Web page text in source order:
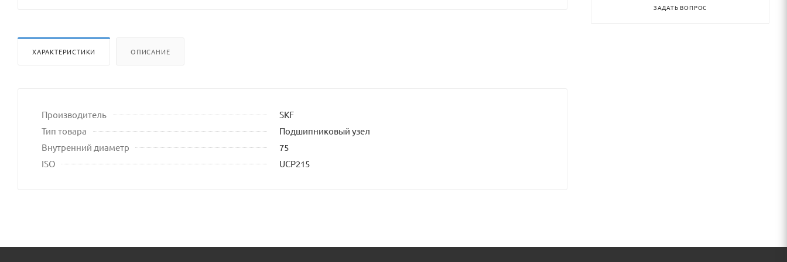
ХАРАКТЕРИСТИКИ ОПИСАНИЕ
Производитель
SKF
Тип товара
Подшипниковый узел
Внутренний диаметр
75
ISO
UCP215
ЗАДАТЬ ВОПРОС